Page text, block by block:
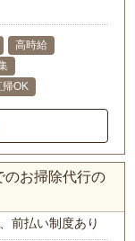
高時給
帰OK
のお掃除代行の
前払い制度あり